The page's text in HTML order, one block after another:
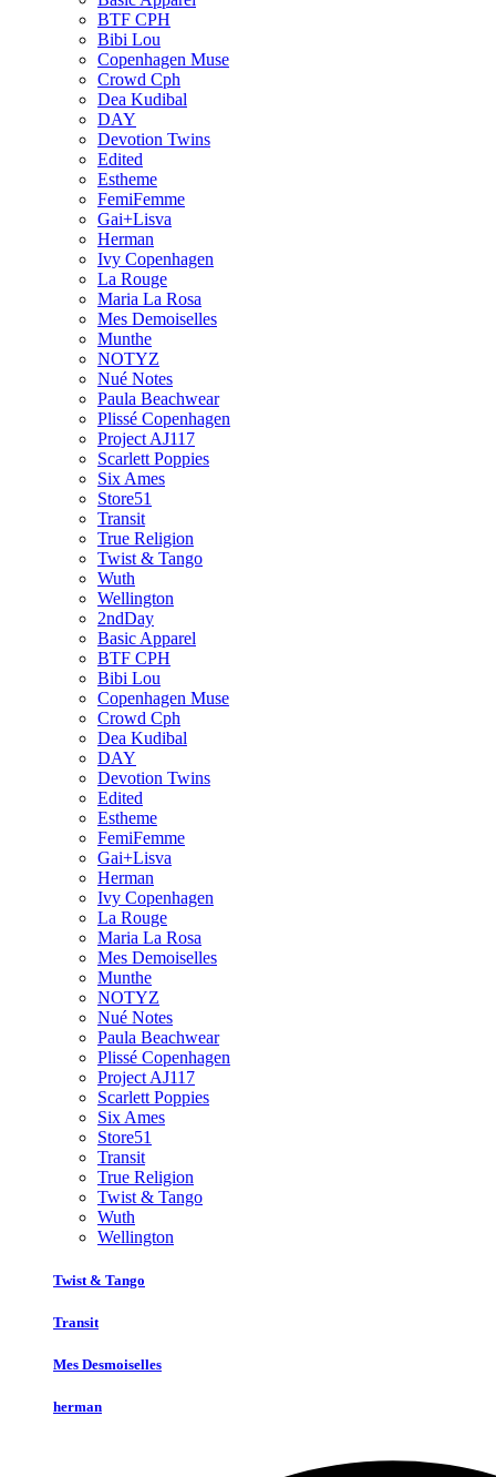
BTF CPH
Bibi Lou
Copenhagen Muse
Crowd Cph
Dea Kudibal
DAY
Devotion Twins
Edited
Estheme
FemiFemme
Gai+Lisva
Herman
Ivy Copenhagen
La Rouge
Maria La Rosa
Mes Demoiselles
Munthe
NOTYZ
Nué Notes
Paula Beachwear
Plissé Copenhagen
Project AJ117
Scarlett Poppies
Six Ames
Store51
Transit
True Religion
Twist & Tango
Wuth
Wellington
2ndDay
Basic Apparel
BTF CPH
Bibi Lou
Copenhagen Muse
Crowd Cph
Dea Kudibal
DAY
Devotion Twins
Edited
Estheme
FemiFemme
Gai+Lisva
Herman
Ivy Copenhagen
La Rouge
Maria La Rosa
Mes Demoiselles
Munthe
NOTYZ
Nué Notes
Paula Beachwear
Plissé Copenhagen
Project AJ117
Scarlett Poppies
Six Ames
Store51
Transit
True Religion
Twist & Tango
Wuth
Wellington
Twist & Tango
Transit
Mes Desmoiselles
herman